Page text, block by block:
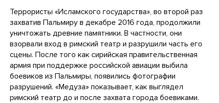
Террористы «Исламского государства», во второй раз
захватив Пальмиру в декабре 2016 года, продолжили
уничтожать древние памятники. В частности, они
взорвали вход в римский театр и разрушили часть его
сцены. После того как сирийская правительственная
армия при поддержке российской авиации выбила
боевиков из Пальмиры, появились фотографии
разрушений. «Медуза» показывает, как выглядел
римский театр до и после захвата города боевиками.